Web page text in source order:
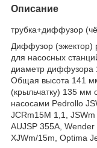
Описание
трубка+диффузор
Диффузор (эжектор)
для насосных
диаметр диффузора
Общая высота 141
(крыльчатку) 135 мм
насосами Pedrollo
JCRm15M 1,1,
AUJSP 355A,
XJWm/15m, Optima